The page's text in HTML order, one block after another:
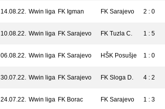
14.08.22. Wwin liga FK Igman FK Sarajevo 2 : 0
10.08.22. Wwin liga FK Sarajevo FK Tuzla C. 1 : 5
06.08.22. Wwin liga FK Sarajevo HŠK Posušje 1 : 0
30.07.22. Wwin liga FK Sarajevo FK Sloga D. 4 : 2
24.07.22. Wwin liga FK Borac FK Sarajevo 1 : 3